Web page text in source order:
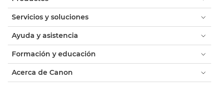
Servicios y soluciones
Ayuda y asistencia
Formación y educación
Acerca de Canon